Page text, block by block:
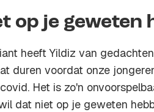
op je geweten
heeft Yildiz van
duren voordat onze
Het is zo'n
dat niet op je geweten